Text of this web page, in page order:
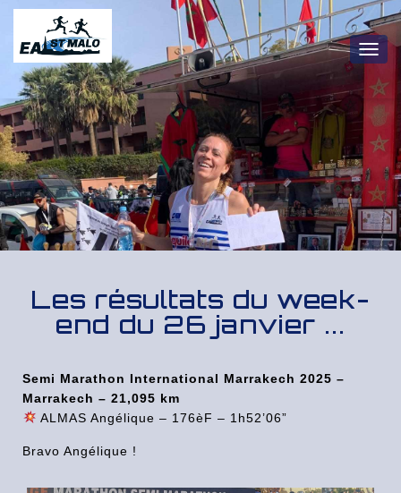
Les résultats du week-
end du 26 janvier ...
Semi Marathon International Marrakech 2025 –
Marrakech – 21,095 km
ALMAS Angélique – 176èF – 1h52’06”
Bravo Angélique !